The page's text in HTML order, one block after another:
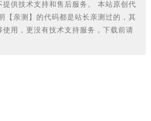
供技术支持和售后服务。 本站原创代
【亲测】的代码都是站长亲测过的，其
用，更没有技术支持服务，下载前请